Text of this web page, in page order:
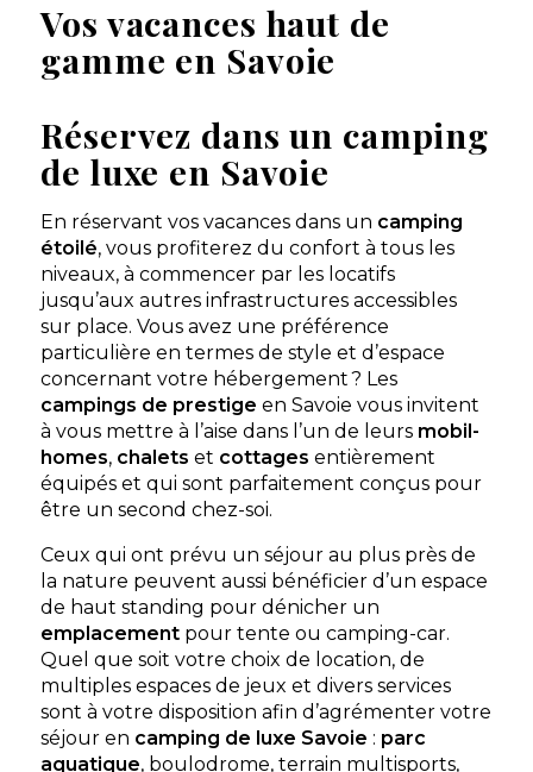
Vos vacances haut de
gamme en Savoie
Réservez dans un camping
de luxe en Savoie
En réservant vos vacances dans un camping
étoilé, vous profiterez du confort à tous les
niveaux, à commencer par les locatifs
jusqu’aux autres infrastructures accessibles
sur place. Vous avez une préférence
particulière en termes de style et d’espace
concernant votre hébergement ? Les
campings de prestige en Savoie vous invitent
à vous mettre à l’aise dans l’un de leurs mobil-
homes, chalets et cottages entièrement
équipés et qui sont parfaitement conçus pour
être un second chez-soi.
Ceux qui ont prévu un séjour au plus près de
la nature peuvent aussi bénéficier d’un espace
de haut standing pour dénicher un
emplacement pour tente ou camping-car.
Quel que soit votre choix de location, de
multiples espaces de jeux et divers services
sont à votre disposition afin d’agrémenter votre
séjour en camping de luxe Savoie : parc
aquatique, boulodrome, terrain multisports,
Découvrir
Domaine La Colombière
Neydens, Haute-Savoie , Auvergne-Rhône-Alpes
★ 4.7/5 (320 avis)
Aucune information tarifaire disponible
Découvrir